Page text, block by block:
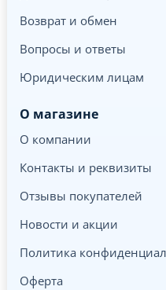
Возврат и обмен
Вопросы и ответы
Юридическим лицам
О магазине
О компании
Контакты и реквизиты
Отзывы покупателей
Новости и акции
Политика
Оферта